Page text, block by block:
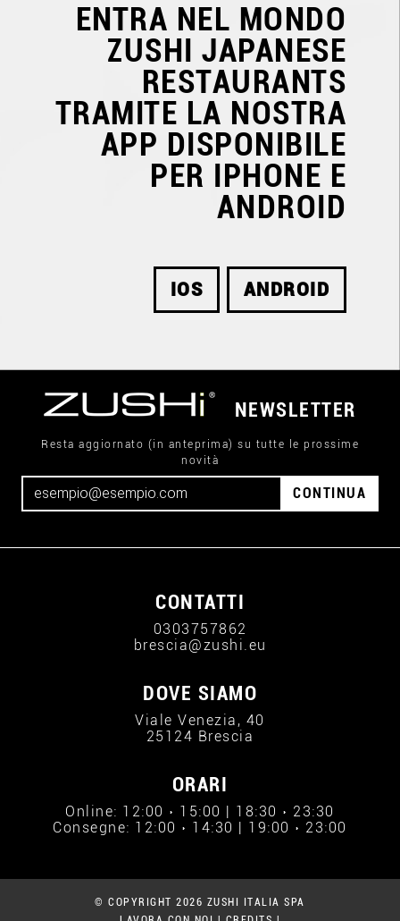
ENTRA NEL MONDO
ZUSHI JAPANESE
RESTAURANTS
TRAMITE LA NOSTRA
APP DISPONIBILE
PER IPHONE E
ANDROID
IOS ANDROID
NEWSLETTER
Resta aggiornato (in anteprima) su tutte le prossime
novità
CONTINUA
CONTATTI
0303757862
brescia@zushi.eu
DOVE SIAMO
Viale Venezia, 40
25124 Brescia
ORARI
Online: 12:00 › 15:00 | 18:30 › 23:30
Consegne: 12:00 › 14:30 | 19:00 › 23:00
© COPYRIGHT 2026 ZUSHI ITALIA SPA